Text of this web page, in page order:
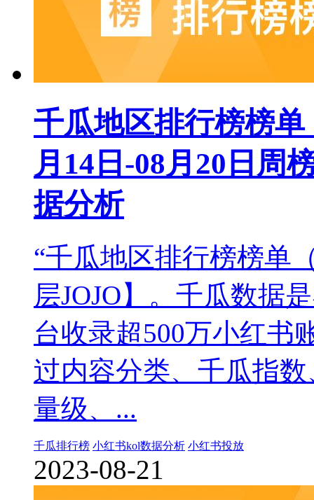
千瓜地区排行榜榜单
月14日-08月20日周
据分析
“千瓜地区排行榜榜单
层JOJO】。千瓜数据
台收录超500万小红书
过内容分类、千瓜指
量级、...
千瓜排行榜 小红书kol数据分析 小红书投放
2023-08-21